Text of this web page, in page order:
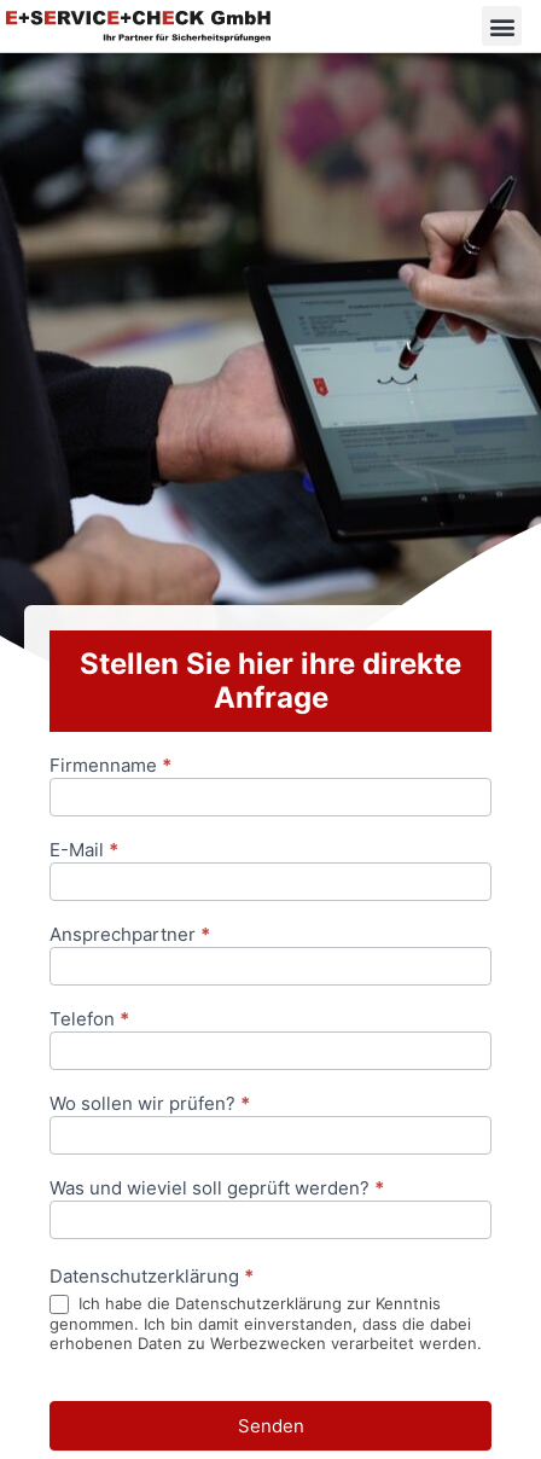
Stellen Sie hier ihre direkte
Anfrage
Anfrageformular
Firmenname *
E-Mail *
Ansprechpartner *
Telefon *
Wo sollen wir prüfen? *
Was und wieviel soll geprüft werden? *
Datenschutzerklärung *
Ich habe die Datenschutzerklärung zur Kenntnis
genommen. Ich bin damit einverstanden, dass die dabei
erhobenen Daten zu Werbezwecken verarbeitet werden.
Senden